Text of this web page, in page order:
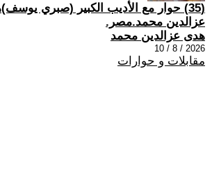
(35) حوار مع الأديب الكبير (صبري
عزالدين محمد.مصر.
هدى عزالدين محمد
2026 / 8 / 10
مقابلات و حوارات